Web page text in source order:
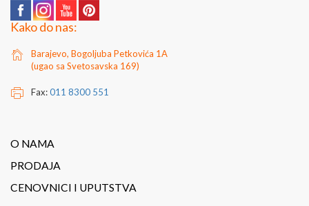
Kako do nas:
Barajevo, Bogoljuba Petkovića 1A
(ugao sa Svetosavska 169)
Fax:011 8300 551
O NAMA
PRODAJA
CENOVNICI I UPUTSTVA